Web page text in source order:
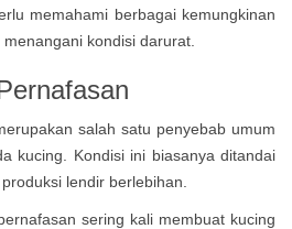
memahami berbagai kemungkinan
kondisi darurat.
salah satu penyebab umum
kucing. Kondisi ini biasanya ditandai
lendir berlebihan.
sering kali membuat kucing